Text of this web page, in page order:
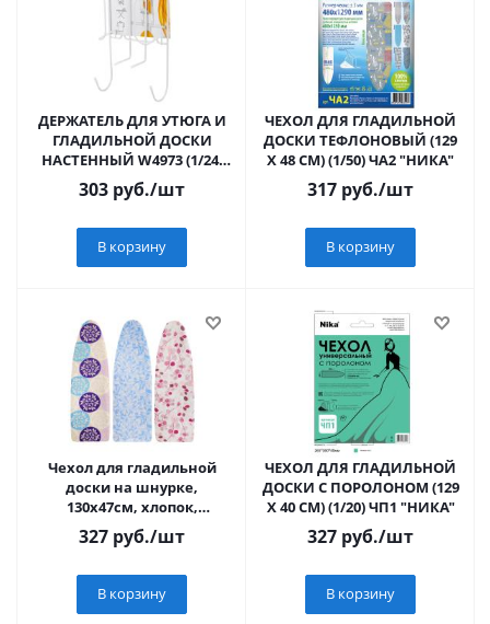
ДЕРЖАТЕЛЬ ДЛЯ УТЮГА И
ГЛАДИЛЬНОЙ ДОСКИ
НАСТЕННЫЙ W4973 (1/24)
"РЫЖИЙ КОТ"
303 руб./шт
В корзину
ЧЕХОЛ ДЛЯ ГЛАДИЛЬНОЙ
ДОСКИ ТЕФЛОНОВЫЙ (129
Х 48 СМ) (1/50) ЧА2 "НИКА"
317 руб./шт
В корзину
Чехол для гладильной
доски на шнурке,
130х47см, хлопок,
подкладка иск.войлок
VETTA
327 руб./шт
В корзину
ЧЕХОЛ ДЛЯ ГЛАДИЛЬНОЙ
ДОСКИ С ПОРОЛОНОМ (129
Х 40 СМ) (1/20) ЧП1 "НИКА"
327 руб./шт
В корзину